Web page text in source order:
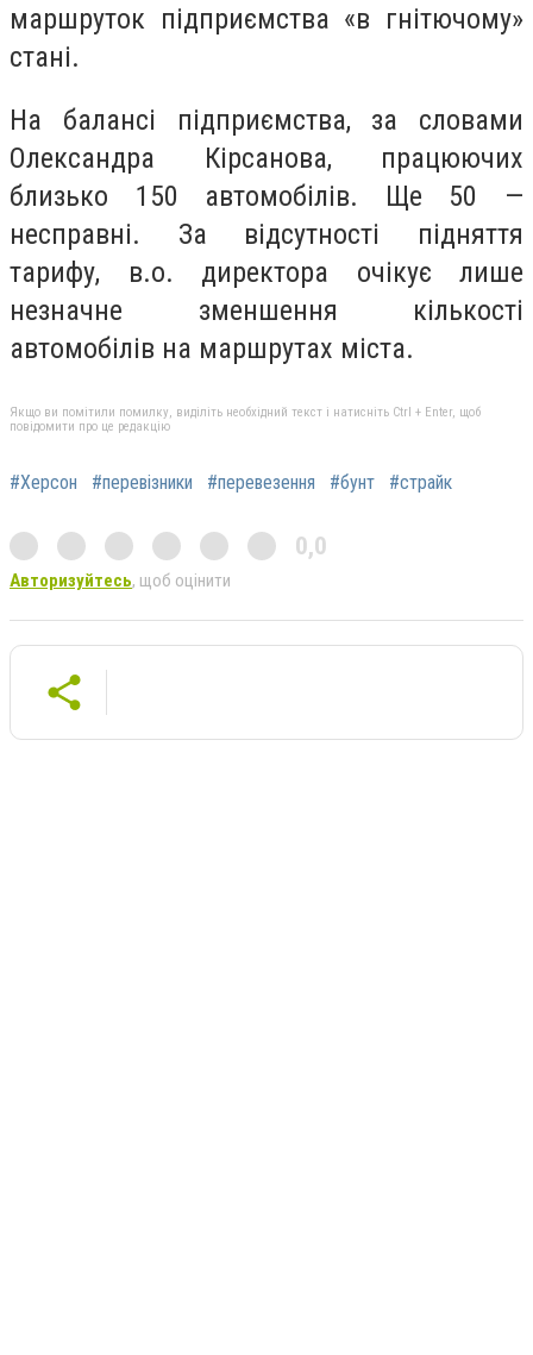
маршруток підприємства «в гнітючому»
стані.
На балансі підприємства, за словами
Олександра Кірсанова, працюючих
близько 150 автомобілів. Ще 50 —
несправні. За відсутності підняття
тарифу, в.о. директора очікує лише
незначне зменшення кількості
автомобілів на маршрутах міста.
Якщо ви помітили помилку, виділіть необхідний текст і натисніть Ctrl + Enter, щоб
повідомити про це редакцію
#Херсон #перевізники #перевезення #бунт #страйк
0,0
Авторизуйтесь, щоб оцінити